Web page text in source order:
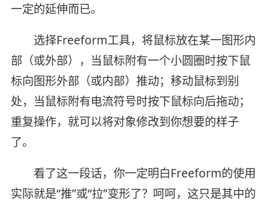
一定的延伸而已。
选择Freeform工具，将鼠标放在某一图形内
部（或外部），当鼠标附有一个小圆圈时按下鼠
标向图形外部（或内部）推动；移动鼠标到别
处，当鼠标附有电流符号时按下鼠标向后拖动；
重复操作，就可以将对象修改到你想要的样子
了。
看了这一段话，你一定明白Freeform的使用
实际就是“推”或“拉”变形了？呵呵，这只是其中的